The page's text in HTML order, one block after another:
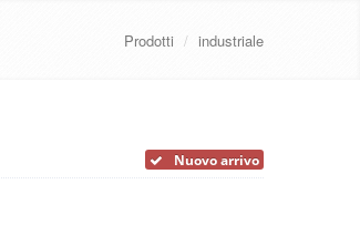
Prodotti / industriale
Nuovo arrivo